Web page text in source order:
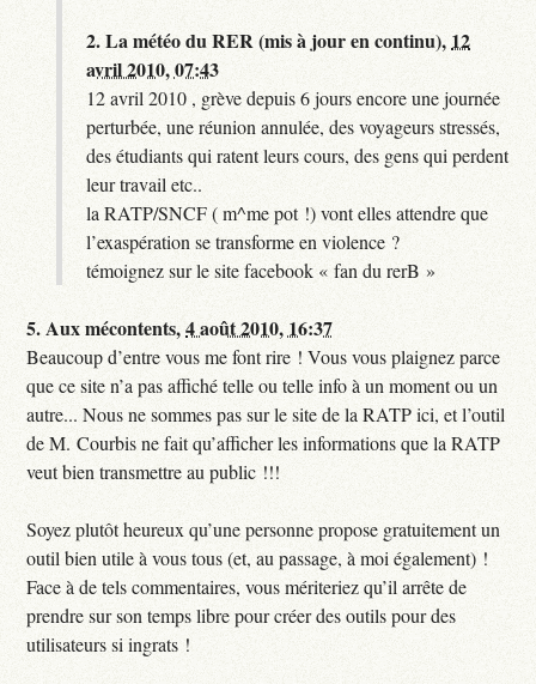
2.La météo du RER (mis à jour en continu), 12
avril 2010, 07:43
12 avril 2010 , grève depuis 6 jours encore une journée
perturbée, une réunion annulée, des voyageurs stressés,
des étudiants qui ratent leurs cours, des gens qui perdent
leur travail etc..
la RATP/SNCF ( m^me pot !) vont elles attendre que
l’exaspération se transforme en violence ?
témoignez sur le site facebook « fan du rerB »
5.Aux mécontents,4 août 2010, 16:37
Beaucoup d’entre vous me font rire ! Vous vous plaignez parce
que ce site n’a pas affiché telle ou telle info à un moment ou un
autre... Nous ne sommes pas sur le site de la RATP ici, et l’outil
de M. Courbis ne fait qu’afficher les informations que la RATP
veut bien transmettre au public !!!
Soyez plutôt heureux qu’une personne propose gratuitement un
outil bien utile à vous tous (et, au passage, à moi également) !
Face à de tels commentaires, vous mériteriez qu’il arrête de
prendre sur son temps libre pour créer des outils pour des
utilisateurs si ingrats !